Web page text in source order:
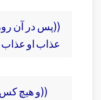
((پس در آن
عذاب او عذاب
((و هيچ كس